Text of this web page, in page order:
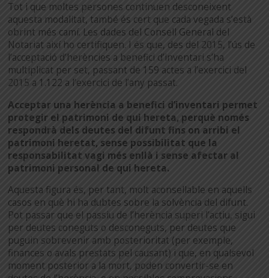
Tot i que moltes persones continuen desconeixent
aquesta modalitat, també és cert que cada vegada s’està
obrint més camí. Les dades del Consell General del
Notariat així ho certifiquen. I és que, des del 2015, l’ús de
l’acceptació d’herències a benefici d’inventari s’ha
multiplicat per set, passant de 159 actes a l’exercici del
2015 a 1.122 a l’exercici de l’any passat.
Acceptar una herència a benefici d’inventari permet
protegir el patrimoni de qui hereta, perquè només
respondrà dels deutes del difunt fins on arribi el
patrimoni heretat, sense possibilitat que la
responsabilitat vagi més enllà i sense afectar al
patrimoni personal de qui hereta.
Aquesta figura és, per tant, molt aconsellable en aquells
casos en què hi ha dubtes sobre la solvència del difunt.
Pot passar que el passiu de l’herència superi l’actiu, sigui
per deutes coneguts o desconeguts, per deutes que
puguin sobrevenir amb posterioritat (per exemple,
finances o avals prestats pel causant) i que, en qualsevol
moment posterior a la mort, poden convertir-se en